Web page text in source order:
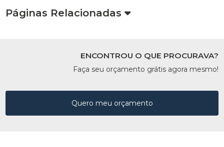
Páginas Relacionadas
ENCONTROU O QUE PROCURAVA?
Faça seu orçamento grátis agora mesmo!
Quero meu orçamento